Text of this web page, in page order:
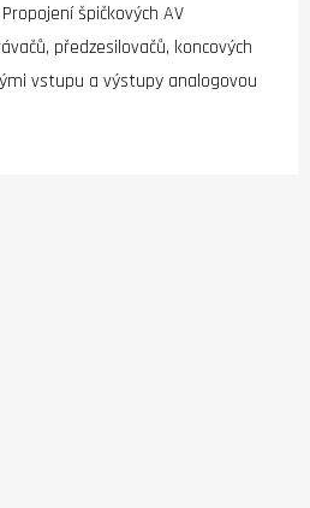
špičkových AV
předzesilovačů, koncových
vstupu a výstupy analogovou